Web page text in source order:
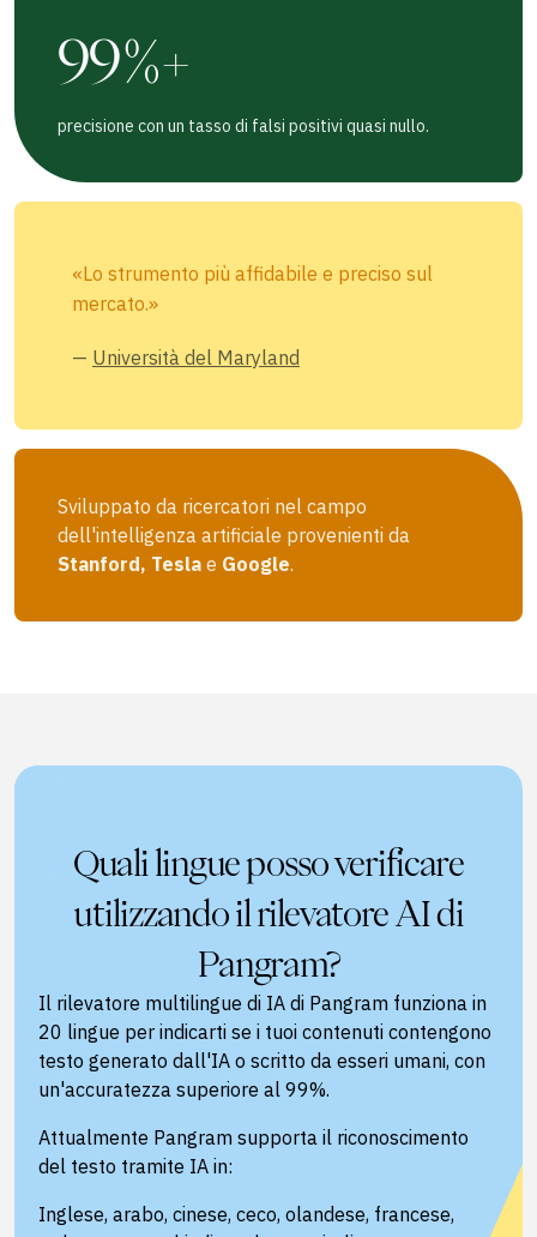
99%+
precisione con un tasso di falsi positivi quasi nullo.
«Lo strumento più affidabile e preciso sul
mercato.»
— Università del Maryland
Sviluppato da ricercatori nel campo
dell'intelligenza artificiale provenienti da
Stanford, Tesla e Google.
Quali lingue posso verificare
utilizzando il rilevatore AI di
Pangram?
Il rilevatore multilingue di IA di Pangram funziona in
20 lingue per indicarti se i tuoi contenuti contengono
testo generato dall'IA o scritto da esseri umani, con
un'accuratezza superiore al 99%.
Attualmente Pangram supporta il riconoscimento
del testo tramite IA in:
Inglese, arabo, cinese, ceco, olandese, francese,